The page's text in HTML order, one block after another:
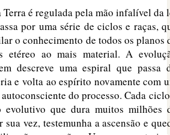
é regulada pela mão infalível da
por uma série de ciclos e raças,
o conhecimento de todos os planos
etéreo ao mais material. A
descreve uma espiral que passa
e volta ao espírito novamente com
do processo. Cada
evolutivo que dura muitos milhões
sua vez, testemunha a ascensão e